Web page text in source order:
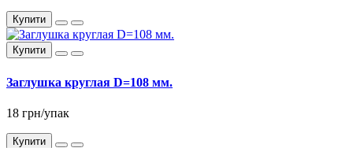
Купити
Купити
Заглушка круглая D=108 мм.
18 грн/упак
Купити